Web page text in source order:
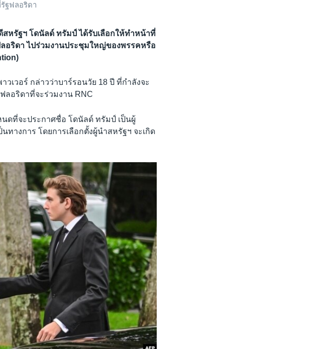
ฐฟลอริดา
หรัฐฯ โดนัลด์ ทรัมป์ ได้รับเลือกให้ทำหน้าที่
อริดา ไปร่วมงานประชุมใหญ่ของพรรคหรือ
เวอร์ กล่าวว่าบาร์รอนวัย 18 ปี ที่กำลังจะ
ลอริดาที่จะร่วมงาน RNC
ดที่จะประกาศชื่อ โดนัลด์ ทรัมป์ เป็นผู้
ทางการ โดยการเลือกตั้งผู้นำสหรัฐฯ จะเกิด